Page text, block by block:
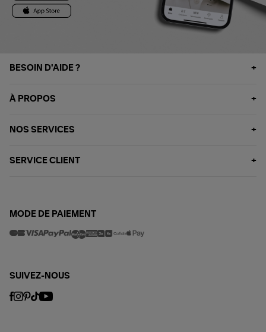
BESOIN D'AIDE ?
À PROPOS
NOS SERVICES
SERVICE CLIENT
MODE DE PAIEMENT
SUIVEZ-NOUS